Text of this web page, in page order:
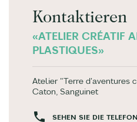
Kontaktieren
«ATELIER CRÉATIF
PLASTIQUES»
Atelier "Terre d'aventures
Caton, Sanguinet
SEHEN SIE DIE